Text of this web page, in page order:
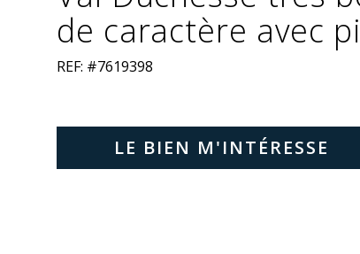
de caractère avec
REF: #7619398
LE BIEN M'INTÉRESSE